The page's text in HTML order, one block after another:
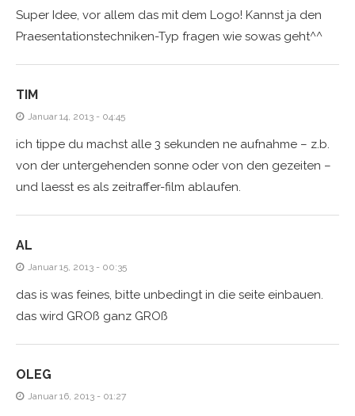
Super Idee, vor allem das mit dem Logo! Kannst ja den
Praesentationstechniken-Typ fragen wie sowas geht^^
TIM
Januar 14, 2013 - 04:45
ich tippe du machst alle 3 sekunden ne aufnahme – z.b.
von der untergehenden sonne oder von den gezeiten –
und laesst es als zeitraffer-film ablaufen.
AL
Januar 15, 2013 - 00:35
das is was feines, bitte unbedingt in die seite einbauen.
das wird GROß ganz GROß
OLEG
Januar 16, 2013 - 01:27